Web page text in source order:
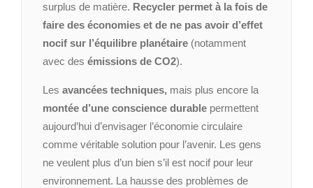
surplus de matière. Recycler permet à la fois de
faire des économies et de ne pas avoir d’effet
nocif sur l’équilibre planétaire (notamment
avec des émissions de CO2).
Les avancées techniques, mais plus encore la
montée d’une conscience durable permettent
aujourd’hui d’envisager l’économie circulaire
comme véritable solution pour l’avenir. Les gens
ne veulent plus d’un bien s’il est nocif pour leur
environnement. La hausse des problèmes de